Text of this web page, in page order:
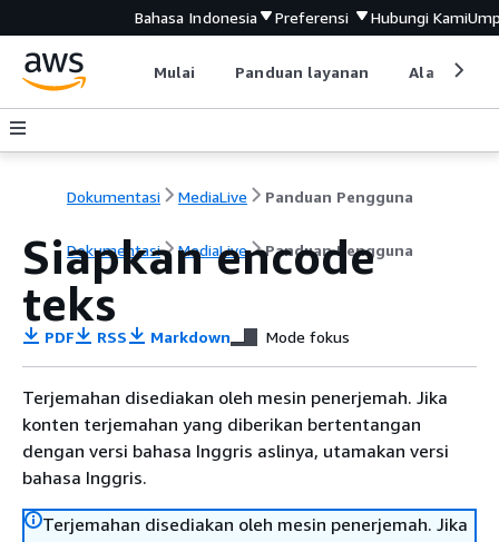
Bahasa Indonesia Preferensi Hubungi Kami
Mulai Panduan layanan Alat
Dokumentasi MediaLive Panduan Pengguna
Dokumentasi MediaLive Panduan Pengguna
Siapkan encode
teks
PDF RSS Markdown Mode fokus
Terjemahan disediakan oleh mesin penerjemah. Jika
konten terjemahan yang diberikan bertentangan
dengan versi bahasa Inggris aslinya, utamakan versi
bahasa Inggris.
Terjemahan disediakan oleh mesin penerjemah. Jika